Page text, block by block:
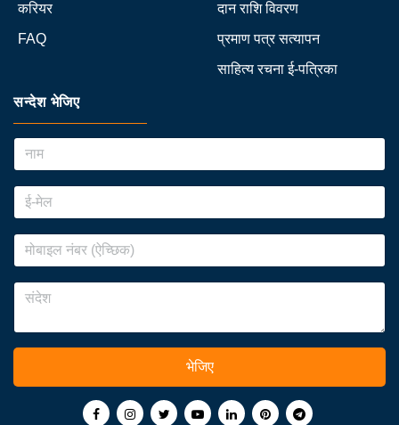
करियर
FAQ
दान राशि विवरण
प्रमाण पत्र सत्यापन
साहित्य रचना ई-पत्रिका
सन्देश भेजिए
भेजिए